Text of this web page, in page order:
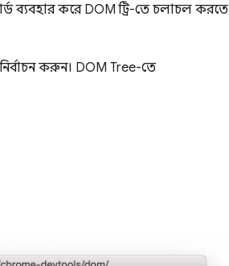
ব্যবহার করে DOM ট্রি-তে চলাচল করতে
নির্বাচন করুন। DOM Tree-তে